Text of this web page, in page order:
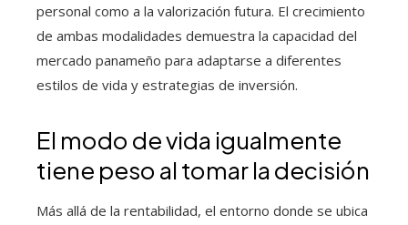
personal como a la valorización futura. El crecimiento
de ambas modalidades demuestra la capacidad del
mercado panameño para adaptarse a diferentes
estilos de vida y estrategias de inversión.
El modo de vida igualmente
tiene peso al tomar la decisión
Más allá de la rentabilidad, el entorno donde se ubica